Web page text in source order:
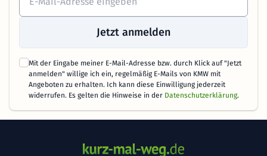
Jetzt anmelden
Mit der Eingabe meiner E-Mail-Adresse bzw. durch Klick auf "Jetzt
anmelden" willige ich ein, regelmäßig E-Mails von KMW mit
Angeboten zu erhalten. Ich kann diese Einwilligung jederzeit
widerrufen. Es gelten die Hinweise in der Datenschutzerklärung.